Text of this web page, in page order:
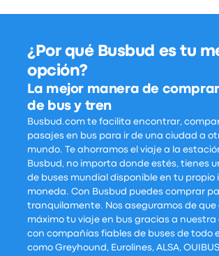
¿Por qué Busbud es tu
opción?
La mejor manera de
de bus y tren
Busbud.com te facilita encontrar,
pasajes en bus para ir de una ciudad a
mundo. Te ahorramos el viaje a la
Busbud, no importa donde estés, tienes
de buses mundial disponible en tu propio
moneda. Con Busbud puedes comprar
tranquilamente. Nos aseguramos de que
máximo tu viaje en bus gracias a nuestra
con compañías fiables de buses de todo
como Greyhound, Eurolines, ALSA,